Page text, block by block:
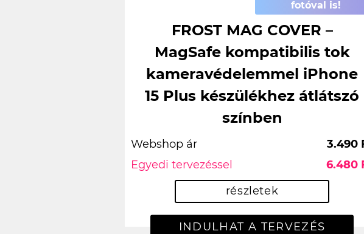
fotóval is!
FROST MAG COVER –
MagSafe kompatibilis tok
kameravédelemmel iPhone
15 Plus készülékhez átlátszó
színben
Webshop ár
3.490
Egyedi tervezéssel
6.480
részletek
INDULHAT A TERVEZÉS